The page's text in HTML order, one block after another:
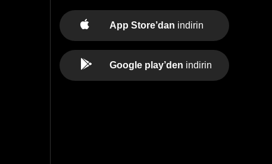
App Store’dan indirin
Google play’den indirin